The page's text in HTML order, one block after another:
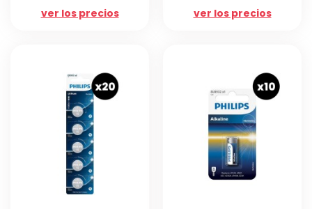
ver los precios
ver los precios